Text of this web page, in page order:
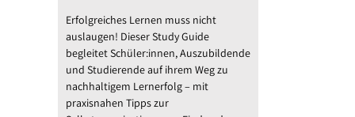
Erfolgreiches Lernen muss nicht
auslaugen! Dieser Study Guide
begleitet Schüler:innen, Auszubildende
und Studierende auf ihrem Weg zu
nachhaltigem Lernerfolg – mit
praxisnahen Tipps zur